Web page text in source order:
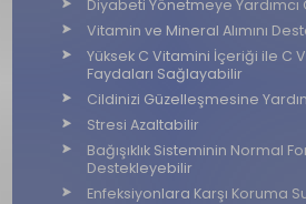
Diyabeti Yönetmeye Yardımcı
Vitamin ve Mineral Alımını
Yüksek C Vitamini İçeriği ile C
Faydaları Sağlayabilir
Cildinizi Güzelleşmesine
Stresi Azaltabilir
Bağışıklık Sisteminin Normal
Destekleyebilir
Enfeksiyonlara Karşı Koruma